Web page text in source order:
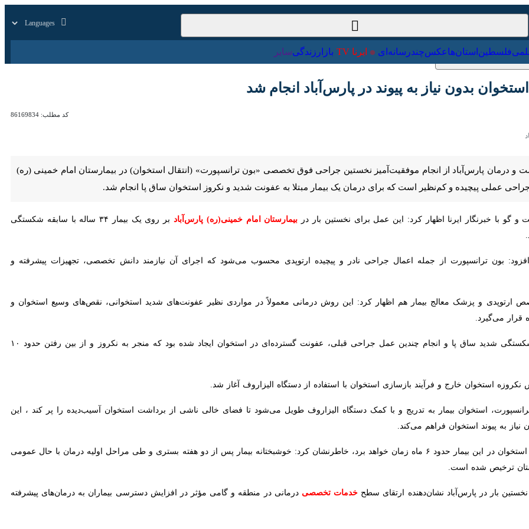
علمی فلسطین استان‌ها عکس چندرسانه‌ای ایرنا TV
بدون نیاز به پیوند در پارس‌آباد انجام شد
کد مطلب: 86169834